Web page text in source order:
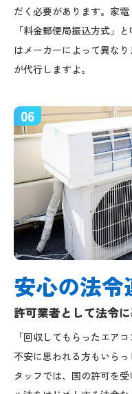
だく必要があります。家
「料金郵便局振込方式」
はメーカーによって異な
が代行しますよ。
06
安心の法
許可業者として法令
「回収してもらったエア
不安に思われる方もいら
タッフでは、国の許可を